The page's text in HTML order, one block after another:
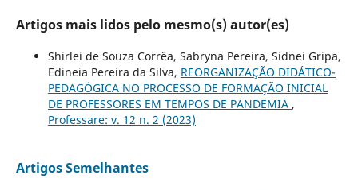
Artigos mais lidos pelo mesmo(s) autor(es)
Shirlei de Souza Corrêa, Sabryna Pereira, Sidnei Gripa,
Edineia Pereira da Silva, REORGANIZAÇÃO DIDÁTICO-
PEDAGÓGICA NO PROCESSO DE FORMAÇÃO INICIAL
DE PROFESSORES EM TEMPOS DE PANDEMIA ,
Professare: v. 12 n. 2 (2023)
Artigos Semelhantes